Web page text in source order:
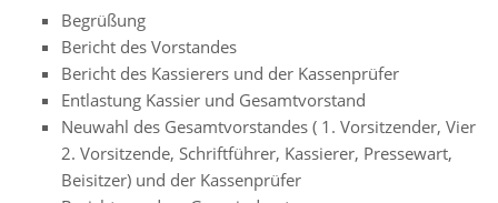
Begrüßung
Bericht des Vorstandes
Bericht des Kassierers und der Kassenprüfer
Entlastung Kassier und Gesamtvorstand
Neuwahl des Gesamtvorstandes ( 1. Vorsitzender, Vier
2. Vorsitzende, Schriftführer, Kassierer, Pressewart,
Beisitzer) und der Kassenprüfer